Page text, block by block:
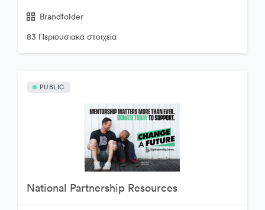
Brandfolder
83 Περιουσιακά στοιχεία
PUBLIC
National Partnership Resources